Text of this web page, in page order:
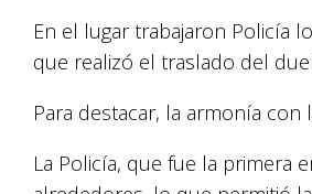
En el lugar trabajaron Policía
que realizó el traslado del
Para destacar, la armonía
La Policía, que fue la primera